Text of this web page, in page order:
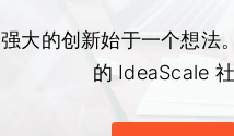
强大的创新始于一个想法
的 IdeaScale